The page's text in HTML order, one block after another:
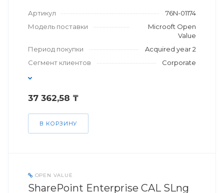
Артикул
76N-01174
Модель поставки
Microoft Open
Value
Период покупки
Acquired year 2
Сегмент клиентов
Corporate
37 362,58 ₸
В КОРЗИНУ
OPEN VALUE
SharePoint Enterprise CAL SLng